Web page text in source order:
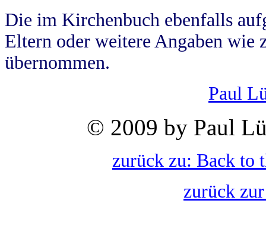
Die im Kirchenbuch ebenfalls
Eltern oder weitere Angaben wie
übernommen.
Paul
© 2009 by Paul
zurück zu: Back to
zurück